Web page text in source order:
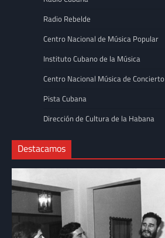
Radio Rebelde
Centro Nacional de Música Popular
Instituto Cubano de la Música
Centro Nacional Música de Concierto
Pista Cubana
Dirección de Cultura de la Habana
Destacamos